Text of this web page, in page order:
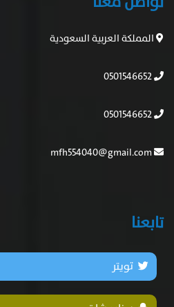
المملكة العربية السعودية
تابعنا
تويتر